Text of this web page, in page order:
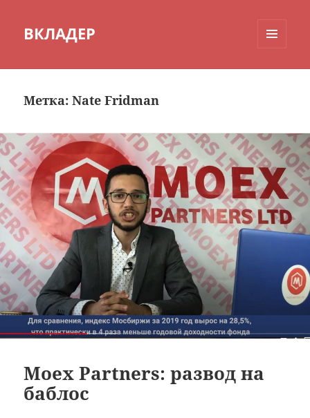
ВКЛАДЕР
Метка:Nate Fridman
Moex Partners: развод на
баблос